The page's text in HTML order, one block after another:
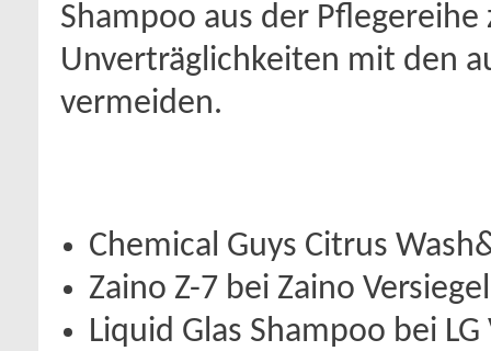
Shampoo aus der
Unverträglichkeiten mit den
vermeiden.
Chemical Guys Citrus
Zaino Z-7 bei Zaino
Liquid Glas Shampoo bei